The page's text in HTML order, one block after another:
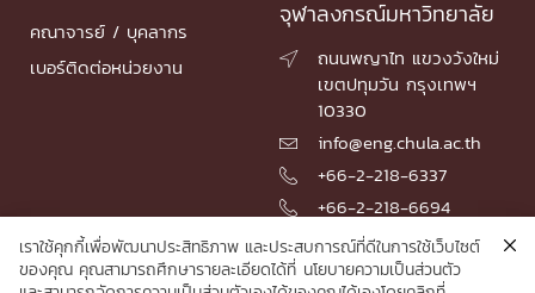
คณาจารย์ / บุคลากร
เบอร์ติดต่อหน่วยงาน
จุฬาลงกรณ์มหาวิทยาลัย

ถนนพญาไท แขวงวังใหม่
เขตปทุมวัน กรุงเทพฯ
10330
 info@eng.chula.ac.th
 +66-2-218-6337
 +66-2-218-6694
เราใช้คุกกี้เพื่อพัฒนาประสิทธิภาพ และประสบการณ์ที่ดีในการใช้เว็บไซต์
ของคุณ คุณสามารถศึกษารายละเอียดได้ที่ นโยบายความเป็นส่วนตัว